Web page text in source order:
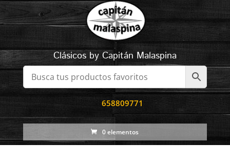
Clásicos by Capitán Malaspina
658809771
0 elementos